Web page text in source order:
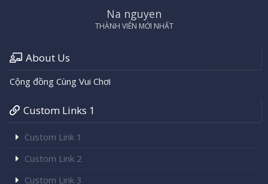
Na nguyen
THÀNH VIÊN MỚI NHẤT
About Us
Cộng đồng Cùng Vui Chơi
Custom Links 1
Custom Link 1
Custom Link 2
Custom Link 3